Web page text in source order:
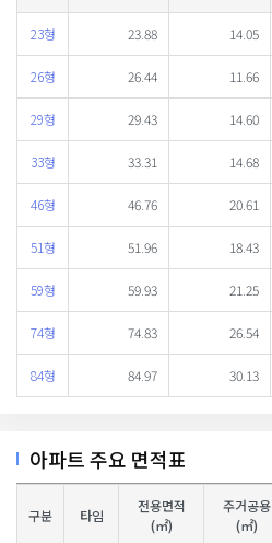
23형 23.88 14.05
26형 26.44 11.66
29형 29.43 14.60
33형 33.31 14.68
46형 46.76 20.61
51형 51.96 18.43
59형 59.93 21.25
74형 74.83 26.54
84형 84.97 30.13
아파트 주요 면적표
구분 타임
전용면적
(㎡)
주거공용
(㎡)